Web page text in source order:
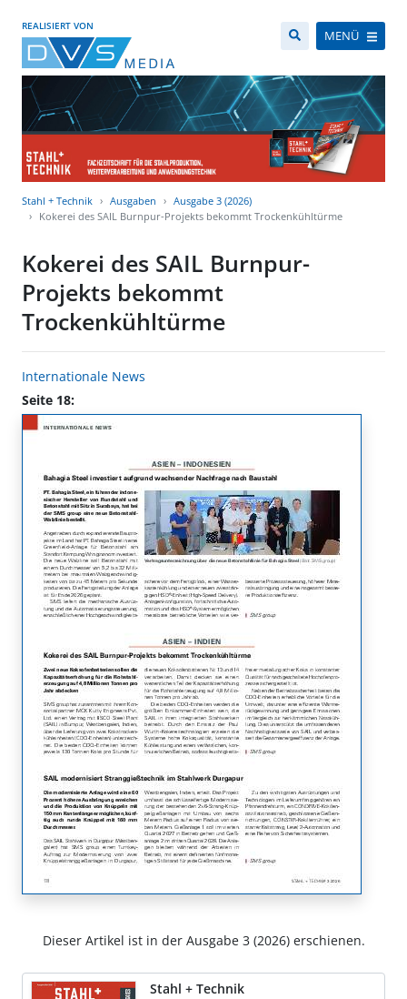
REALISIERT VON
MENÜ
Stahl + Technik Ausgaben
Ausgabe 3 (2026)
Kokerei des SAIL Burnpur-Projekts bekommt Trockenkühltürme
Kokerei des SAIL Burnpur-
Projekts bekommt
Trockenkühltürme
Internationale News
Seite 18:
Dieser Artikel ist in der Ausgabe 3 (2026) erschienen.
Stahl + Technik